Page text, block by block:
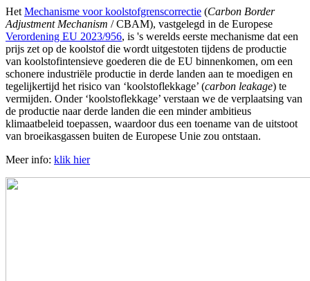
Het Mechanisme voor koolstofgrenscorrectie (Carbon Border
Adjustment Mechanism / CBAM), vastgelegd in de Europese
Verordening EU 2023/956, is 's werelds eerste mechanisme dat een
prijs zet op de koolstof die wordt uitgestoten tijdens de productie
van koolstofintensieve goederen die de EU binnenkomen, om een
schonere industriële productie in derde landen aan te moedigen en
tegelijkertijd het risico van ‘koolstoflekkage’ (carbon leakage) te
vermijden. Onder ‘koolstoflekkage’ verstaan we de verplaatsing van
de productie naar derde landen die een minder ambitieus
klimaatbeleid toepassen, waardoor dus een toename van de uitstoot
van broeikasgassen buiten de Europese Unie zou ontstaan.
Meer info: klik hier